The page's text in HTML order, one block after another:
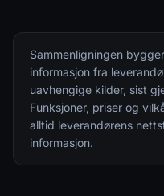
Sammenligningen
informasjon fra
uavhengige kilder, sist
Funksjoner, priser og
alltid leverandørens
informasjon.